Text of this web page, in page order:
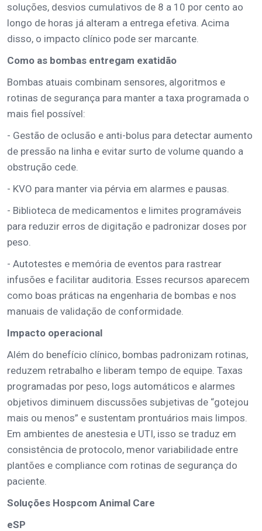
soluções, desvios cumulativos de 8 a 10 por cento ao
longo de horas já alteram a entrega efetiva. Acima
disso, o impacto clínico pode ser marcante.
Como as bombas entregam exatidão
Bombas atuais combinam sensores, algoritmos e
rotinas de segurança para manter a taxa programada o
mais fiel possível:
- Gestão de oclusão e anti-bolus para detectar aumento
de pressão na linha e evitar surto de volume quando a
obstrução cede.
- KVO para manter via pérvia em alarmes e pausas.
- Biblioteca de medicamentos e limites programáveis
para reduzir erros de digitação e padronizar doses por
peso.
- Autotestes e memória de eventos para rastrear
infusões e facilitar auditoria. Esses recursos aparecem
como boas práticas na engenharia de bombas e nos
manuais de validação de conformidade.
Impacto operacional
Além do benefício clínico, bombas padronizam rotinas,
reduzem retrabalho e liberam tempo de equipe. Taxas
programadas por peso, logs automáticos e alarmes
objetivos diminuem discussões subjetivas de “gotejou
mais ou menos” e sustentam prontuários mais limpos.
Em ambientes de anestesia e UTI, isso se traduz em
consistência de protocolo, menor variabilidade entre
plantões e compliance com rotinas de segurança do
paciente.
Soluções Hospcom Animal Care
eSP